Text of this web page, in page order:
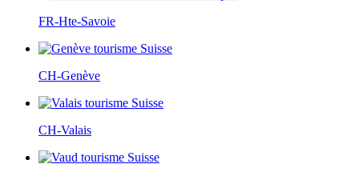
FR-Hte-Savoie
CH-Genève
CH-Valais